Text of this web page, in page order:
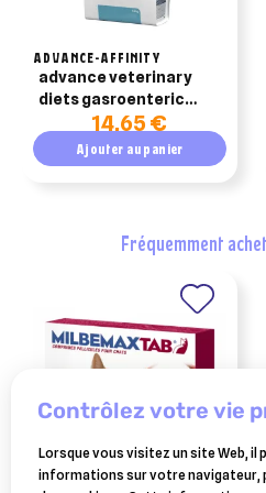
ADVANCE-AFFINITY
advance veterinary
diets gasroenteric
sensitive chat 1,5kg
14,65 €
Ajouter au panier
fréquemment
ELANCO ANIMAL
contrôlez votre vie
Lorsque vous visitez un site Web,
informations sur votre navigateur,